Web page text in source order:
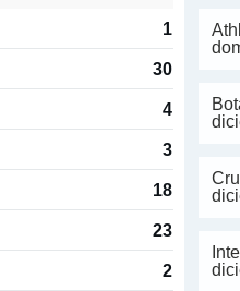
1
30
4
3
18
23
2